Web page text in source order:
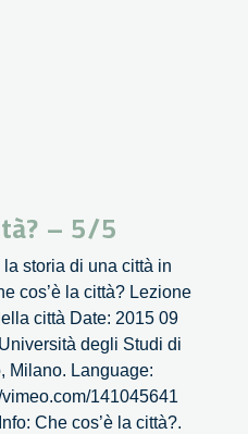
– 5/5
storia di una città in
cos’è la città? Lezione
città Date: 2015 09
degli Studi di
Milano. Language:
141045641
Che cos’è la città?.